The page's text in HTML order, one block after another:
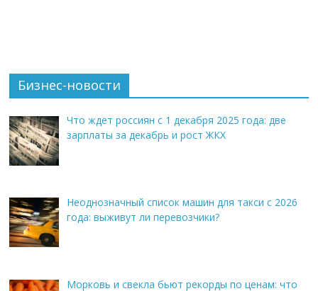
Бизнес-новости
Что ждет россиян с 1 декабря 2025 года: две
зарплаты за декабрь и рост ЖКХ
Неоднозначный список машин для такси с 2026
года: выживут ли перевозчики?
Морковь и свекла бьют рекорды по ценам: что